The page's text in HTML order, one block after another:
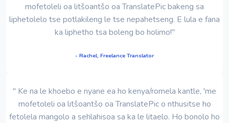
mofetoleli oa litšoantšo oa TranslatePic bakeng sa
liphetolelo tse potlakileng le tse nepahetseng. E lula e fana
ka liphetho tsa boleng bo holimo!"
- Rachel, Freelance Translator
" Ke na le khoebo e nyane ea ho kenya/romela kantle, 'me
mofetoleli oa litšoantšo oa TranslatePic o nthusitse ho
fetolela mangolo a sehlahisoa sa ka le litaelo. Ho bonolo ho